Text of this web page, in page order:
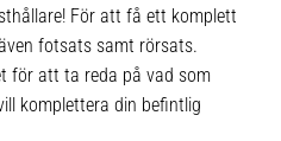
För att få ett komplett
fotsats samt rörsats.
för att ta reda på vad som
komplettera din befintlig